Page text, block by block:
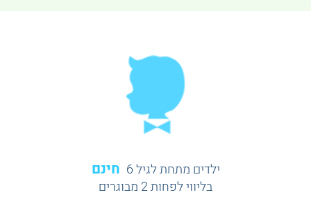
ילדים מתחת לגיל 6 חינם
בליווי לפחות 2 מבוגרים